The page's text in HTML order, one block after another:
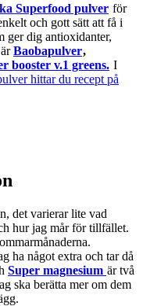
Superfood pulver för
och gott sätt att få i
ger dig antioxidanter,
Baobapulver,
booster v.1 greens. I
hittar du recept på
det varierar lite vad
hur jag mår för tillfället.
ha något extra och tar då
Super magnesium är två
ska berätta mer om dem